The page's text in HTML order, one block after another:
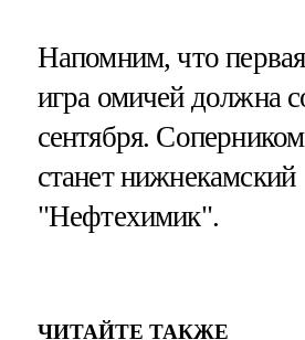
Напомним, что
игра омичей должна
сентября.
станет нижнекамский
"Нефтехимик".
ЧИТАЙТЕ ТАКЖЕ